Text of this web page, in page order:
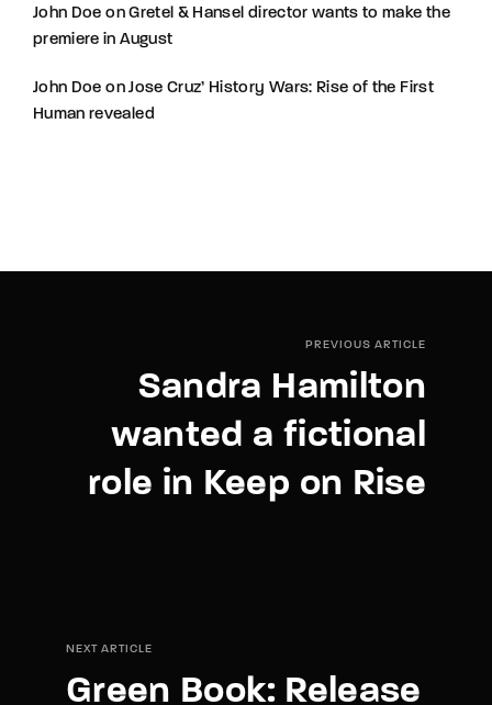
John Doe onGretel & Hansel director wants to make the
premiere in August
John Doe onJose Cruz’ History Wars: Rise of the First
Human revealed
PREVIOUS ARTICLE
Sandra Hamilton
wanted a fictional
role in Keep on Rise
NEXT ARTICLE
Green Book: Release